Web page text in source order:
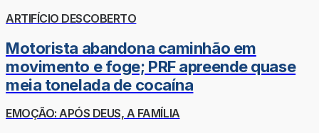
ARTIFÍCIO DESCOBERTO
Motorista abandona caminhão em
movimento e foge; PRF apreende quase
meia tonelada de cocaína
EMOÇÃO: APÓS DEUS, A FAMÍLIA